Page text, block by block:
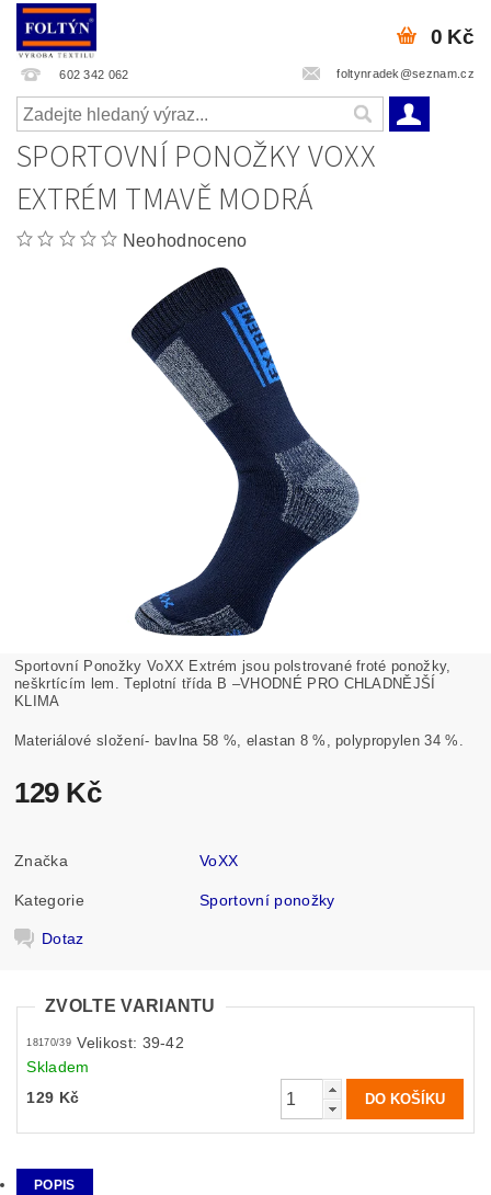
602 342 062 foltynradek@seznam.cz
0 Kč
SPORTOVNÍ PONOŽKY VOXX
EXTRÉM TMAVĚ MODRÁ
Neohodnoceno
Sportovní Ponožky VoXX Extrém jsou polstrované froté ponožky,
neškrtícím lem.Teplotní třída B –VHODNÉ PRO CHLADNĚJŠÍ
KLIMA
Materiálové složení- bavlna 58 %, elastan 8 %, polypropylen 34 %.
129 Kč
Značka VoXX
Kategorie Sportovní ponožky
Dotaz
ZVOLTE VARIANTU
18170/39 Velikost: 39-42
Skladem
129 Kč
POPIS